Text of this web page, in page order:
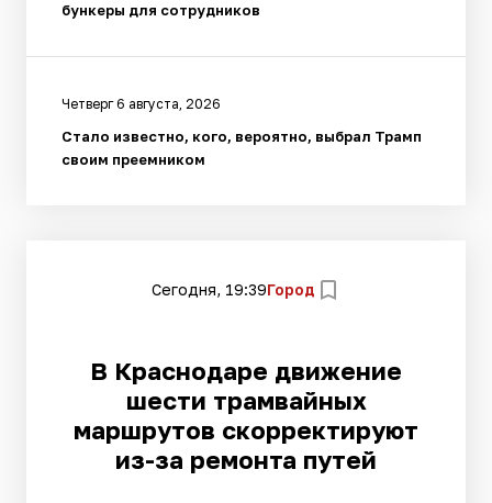
бункеры для сотрудников
Четверг 6 августа, 2026
Стало известно, кого, вероятно, выбрал Трамп
своим преемником
Сегодня, 19:39Город
В Краснодаре движение
шести трамвайных
маршрутов скорректируют
из-за ремонта путей